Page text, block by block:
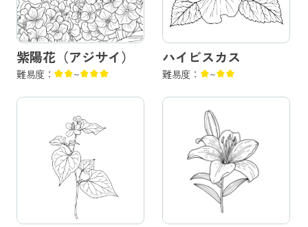
紫陽花（アジサイ）
難易度： ~
ハイビスカス
難易度： ~